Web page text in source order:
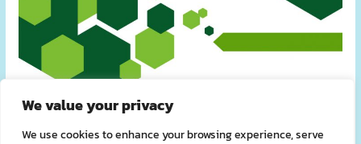
We value your privacy
We use cookies to enhance your browsing experience, serve